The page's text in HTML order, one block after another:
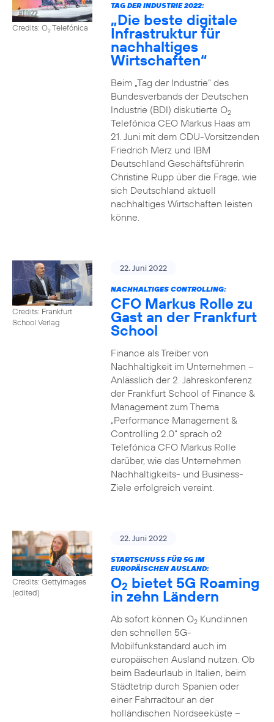
Credits: O2Telefónica
TAG DER INDUSTRIE 2022:
„Die beste digitale
Infrastruktur für
nachhaltiges
Wirtschaften“
Beim „Tag der Industrie“ des
Bundesverbands der Deutschen
Industrie (BDI) diskutierte O2
Telefónica CEO Markus Haas am
21. Juni mit dem CDU-Vorsitzenden
Friedrich Merz und IBM
Deutschland Geschäftsführerin
Christine Rupp über die Frage, wie
sich Deutschland aktuell
nachhaltiges Wirtschaften leisten
könne.
Credits: Frankfurt
School Verlag
22. Juni 2022
NACHHALTIGES CONTROLLING:
CFO Markus Rolle zu
Gast an der Frankfurt
School
Finance als Treiber von
Nachhaltigkeit im Unternehmen –
Anlässlich der 2. Jahreskonferenz
der Frankfurt School of Finance &
Management zum Thema
„Performance Management &
Controlling 2.0“ sprach o2
Telefónica CFO Markus Rolle
darüber, wie das Unternehmen
Nachhaltigkeits- und Business-
Ziele erfolgreich vereint.
Credits: Gettyimages
(edited)
22. Juni 2022
STARTSCHUSS FÜR 5G IM
EUROPÄISCHEN AUSLAND:
O2 bietet 5G Roaming
in zehn Ländern
Ab sofort können O2Kund:innen
den schnellen 5G-
Mobilfunkstandard auch im
europäischen Ausland nutzen. Ob
beim Badeurlaub in Italien, beim
Städtetrip durch Spanien oder
einer Fahrradtour an der
holländischen Nordseeküste –